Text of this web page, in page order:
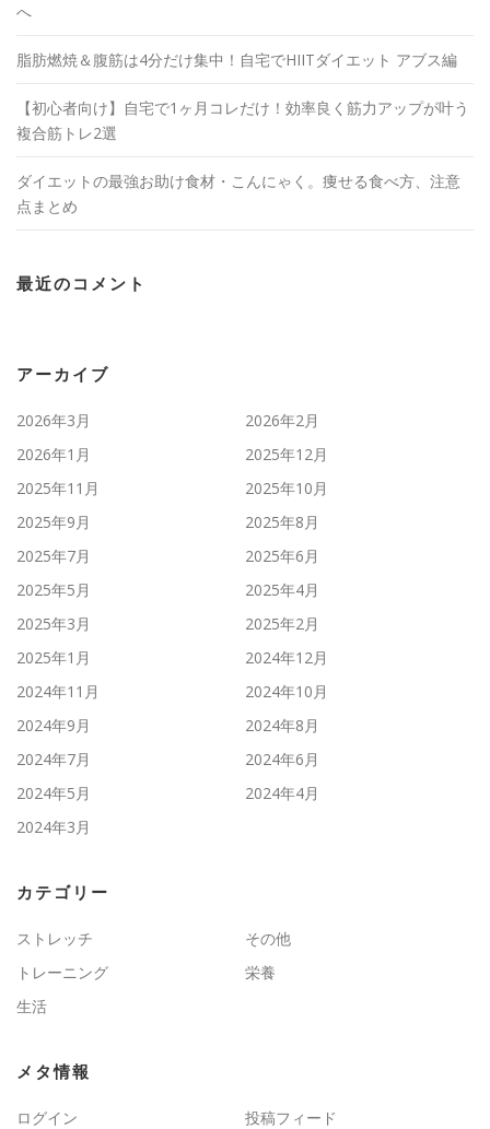
へ
脂肪燃焼＆腹筋は4分だけ集中！自宅でHIITダイエット アブス編
【初心者向け】自宅で1ヶ月コレだけ！効率良く筋力アップが叶う
複合筋トレ2選
ダイエットの最強お助け食材・こんにゃく。痩せる食べ方、注意
点まとめ
最近のコメント
アーカイブ
2026年3月
2026年2月
2026年1月
2025年12月
2025年11月
2025年10月
2025年9月
2025年8月
2025年7月
2025年6月
2025年5月
2025年4月
2025年3月
2025年2月
2025年1月
2024年12月
2024年11月
2024年10月
2024年9月
2024年8月
2024年7月
2024年6月
2024年5月
2024年4月
2024年3月
カテゴリー
ストレッチ
その他
トレーニング
栄養
生活
メタ情報
ログイン 投稿フィード